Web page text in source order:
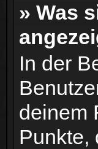
» Was
In der
deinem
Punkte,